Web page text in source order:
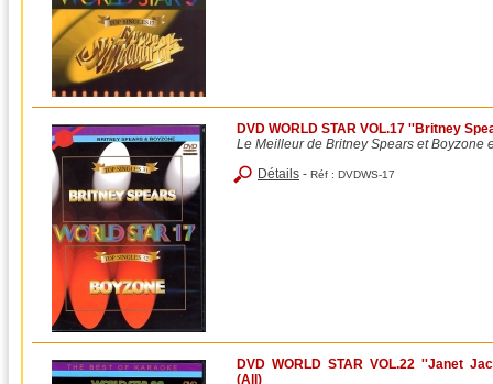
DVD WORLD STAR VOL.17 ''Britney
Le Meilleur de Britney Spears et Boyzone
Détails - Réf : DVDWS-17
DVD WORLD STAR VOL.22 ''Janet
(All)